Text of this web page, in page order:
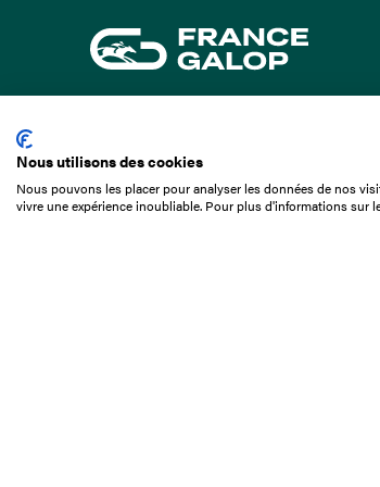
01 49 10 20 29
Nous utilisons des cookies
Nous pouvons les placer pour analyser les données de nos
vivre une expérience inoubliable. Pour plus d'informations sur